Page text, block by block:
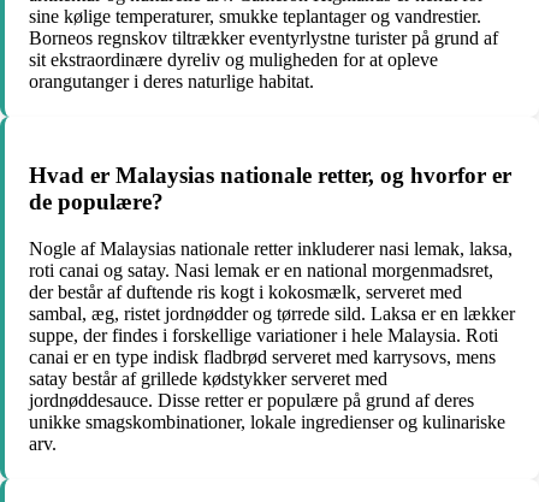
sine kølige temperaturer, smukke teplantager og vandrestier.
Borneos regnskov tiltrækker eventyrlystne turister på grund af
sit ekstraordinære dyreliv og muligheden for at opleve
orangutanger i deres naturlige habitat.
Hvad er Malaysias nationale retter, og hvorfor er
de populære?
Nogle af Malaysias nationale retter inkluderer nasi lemak, laksa,
roti canai og satay. Nasi lemak er en national morgenmadsret,
der består af duftende ris kogt i kokosmælk, serveret med
sambal, æg, ristet jordnødder og tørrede sild. Laksa er en lækker
suppe, der findes i forskellige variationer i hele Malaysia. Roti
canai er en type indisk fladbrød serveret med karrysovs, mens
satay består af grillede kødstykker serveret med
jordnøddesauce. Disse retter er populære på grund af deres
unikke smagskombinationer, lokale ingredienser og kulinariske
arv.